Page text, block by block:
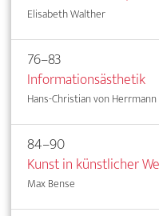
Elisabeth Walther
76–83
Informationsästhetik
Hans-Christian von Herrmann
84–90
Kunst in künstlicher
Max Bense